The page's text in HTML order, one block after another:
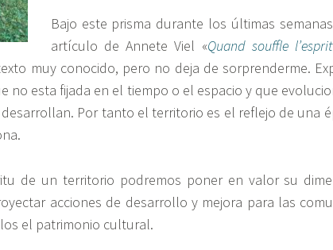
Bajo este prisma durante los últimas
artículo de Annete Viel «Quand souffle
muy conocido, pero no deja de sorprenderme.
no esta fijada en el tiempo o el espacio y que
Por tanto el territorio es el reflejo de una
de un territorio podremos poner en valor su
acciones de desarrollo y mejora para las
el patrimonio cultural.